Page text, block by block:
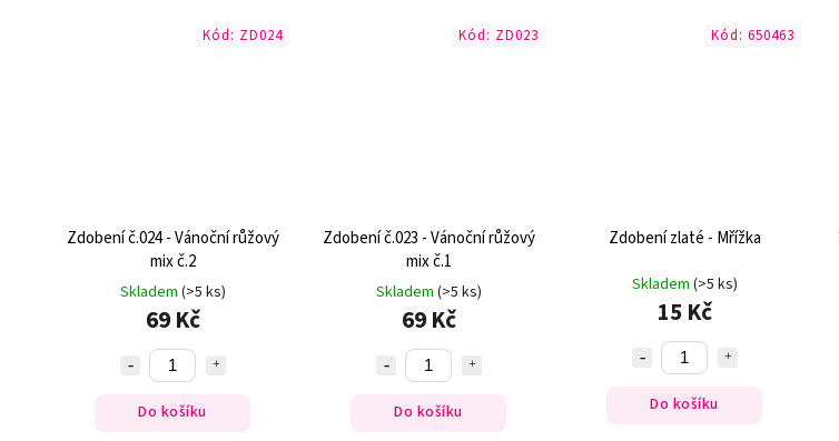
Zdobení č.024 - Vánoční růžový
mix č.2
Skladem (>5 ks)
69 Kč
Do košíku
Kód: ZD024
Zdobení č.023 - Vánoční růžový
mix č.1
Skladem (>5 ks)
69 Kč
Do košíku
Kód: ZD023
Zdobení zlaté - Mřížka
Skladem (>5 ks)
15 Kč
Do košíku
Kód: 650463